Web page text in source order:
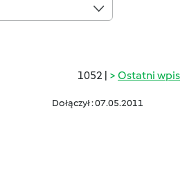
1052 | Ostatni wpis
Dołączył : 07.05.2011